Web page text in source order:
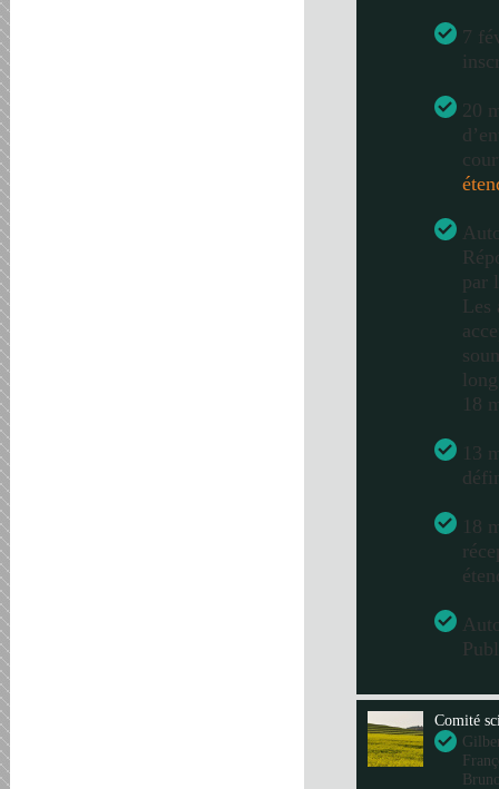
7
20
par
Les
18
13
18
Comité